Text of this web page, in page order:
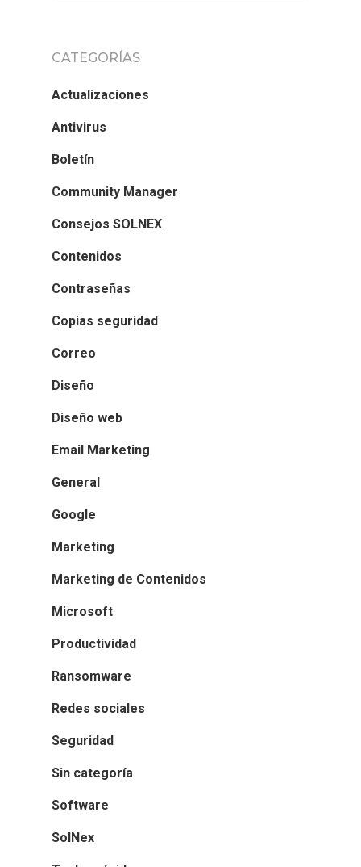
CATEGORÍAS
Actualizaciones
Antivirus
Boletín
Community Manager
Consejos SOLNEX
Contenidos
Contraseñas
Copias seguridad
Correo
Diseño
Diseño web
Email Marketing
General
Google
Marketing
Marketing de Contenidos
Microsoft
Productividad
Ransomware
Redes sociales
Seguridad
Sin categoría
Software
SolNex